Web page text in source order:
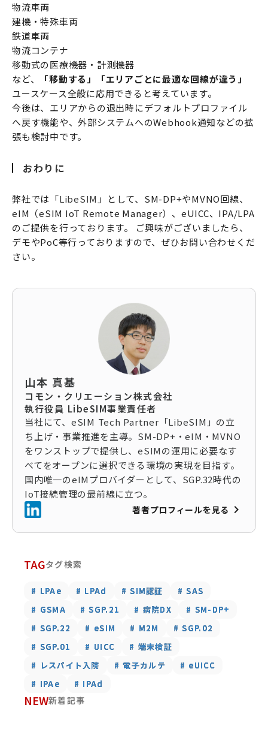
物流車両
建機・特殊車両
鉄道車両
物流コンテナ
移動式の医療機器・計測機器
など、
「移動する」「エリアごとに最適な回線が違う」
ユースケース全般に応用できると考えています。
今後は、エリアからの退出時にデフォルトプロファイル
へ戻す機能や、外部システムへのWebhook通知などの拡
張も検討中です。
おわりに
弊社では「LibeSIM 」として、SM-DP+やMVNO回線、
eIM（eSIM IoT Remote Manager）、eUICC、IPA/LPA
のご提供を行っております。 ご興味がございましたら、
デモやPoC等行っておりますので、ぜひお問い合わせくだ
さい。
山本 真基
コモン・クリエーション株式会社
執行役員 LibeSIM事業責任者
当社にて、eSIM Tech Partner「LibeSIM」の立
ち上げ・事業推進を主導。SM-DP+・eIM・MVNO
をワンストップで提供し、eSIMの運用に必要なす
べてをオープンに選択できる環境の実現を目指す。
国内唯一のeIMプロバイダーとして、SGP.32時代の
IoT接続管理の最前線に立つ。
著者プロフィールを見る keyboard_arrow_right
TAGタグ検索
# LPAe
# LPAe # LPAd
# LPAd # SIM認証
# SIM認証 # SAS
# SAS
# GSMA
# GSMA # SGP.21
# SGP.21 # 病院DX
# 病院DX # SM-DP+
# SM-DP+
# SGP.22
# SGP.22 # eSIM
# eSIM # M2M
# M2M # SGP.02
# SGP.02
# SGP.01
# SGP.01 # UICC
# UICC # 端末検証
# 端末検証
# レスパイト入院
# レスパイト入院 # 電子カルテ
# 電子カルテ # eUICC
# eUICC
# IPAe
# IPAe # IPAd
# IPAd
NEW新着記事